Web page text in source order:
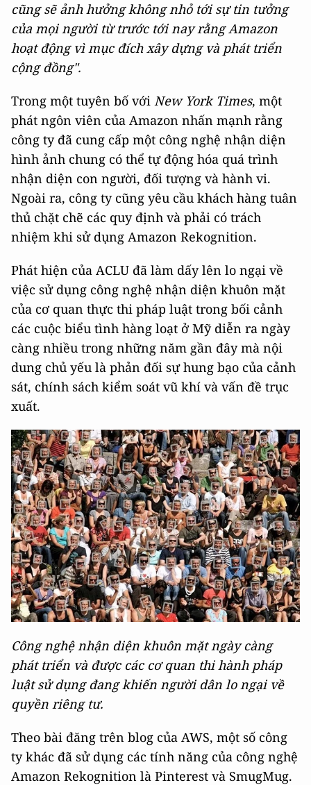
cũng sẽ ảnh hưởng không nhỏ tới sự tin tưởng
của mọi người từ trước tới nay rằng Amazon
hoạt động vì mục đích xây dựng và phát triển
cộng đồng".
Trong một tuyên bố với New York Times, một
phát ngôn viên của Amazon nhấn mạnh rằng
công ty đã cung cấp một công nghệ nhận diện
hình ảnh chung có thể tự động hóa quá trình
nhận diện con người, đối tượng và hành vi.
Ngoài ra, công ty cũng yêu cầu khách hàng tuân
thủ chặt chẽ các quy định và phải có trách
nhiệm khi sử dụng Amazon Rekognition.
Phát hiện của ACLU đã làm dấy lên lo ngại về
việc sử dụng công nghệ nhận diện khuôn mặt
của cơ quan thực thi pháp luật trong bối cảnh
các cuộc biểu tình hàng loạt ở Mỹ diễn ra ngày
càng nhiều trong những năm gần đây mà nội
dung chủ yếu là phản đối sự hung bạo của cảnh
sát, chính sách kiểm soát vũ khí và vấn đề trục
xuất.
Công nghệ nhận diện khuôn mặt ngày càng
phát triển và được các cơ quan thi hành pháp
luật sử dụng đang khiến người dân lo ngại về
quyền riêng tư.
Theo bài đăng trên blog của AWS, một số công
ty khác đã sử dụng các tính năng của công nghệ
Amazon Rekognition là Pinterest và SmugMug.